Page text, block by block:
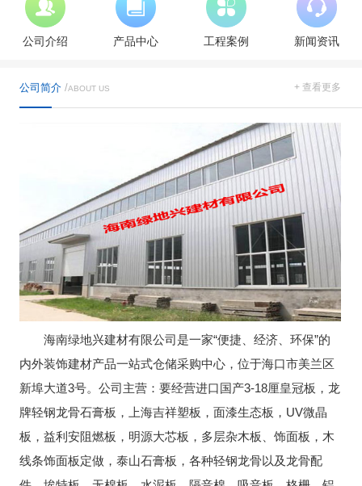
公司介绍 产品中心 工程案例 新闻资讯
公司简介 /ABOUT US + 查看更多
海南绿地兴建材有限公司是一家“便捷、经济、环保”的
内外装饰建材产品一站式仓储采购中心，位于海口市美兰区
新埠大道3号。公司主营：要经营进口国产3-18厘皇冠板，龙
牌轻钢龙骨石膏板，上海吉祥塑板，面漆生态板，UV微晶
板，益利安阻燃板，明源大芯板，多层杂木板、饰面板，木
线条饰面板定做，泰山石膏板，各种轻钢龙骨以及龙骨配